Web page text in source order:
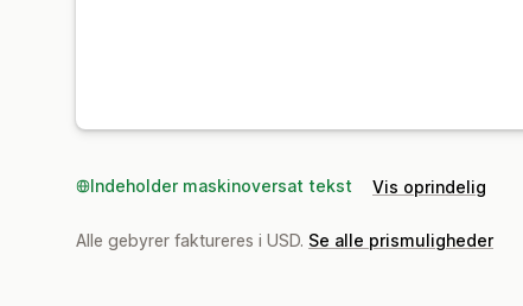
Indeholder maskinoversat tekst Vis oprindelig
Alle gebyrer faktureres i USD. Se alle prismuligheder